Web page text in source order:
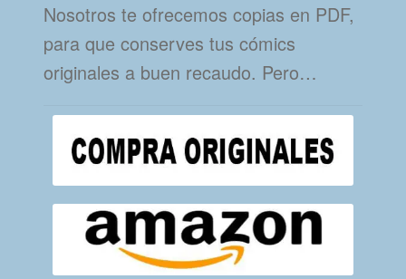
Nosotros te ofrecemos copias en PDF,
para que conserves tus cómics
originales a buen recaudo. Pero…